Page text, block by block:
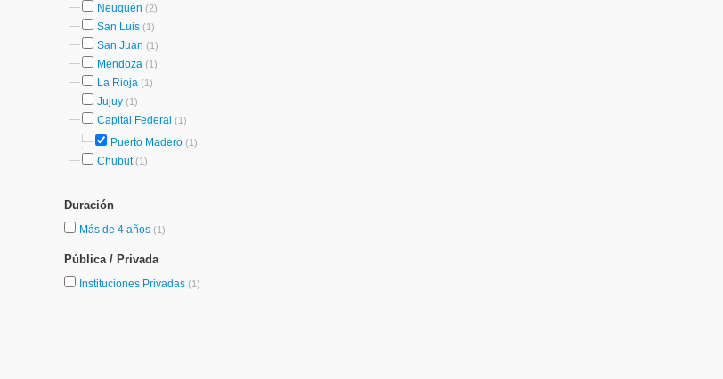
Neuquén (2)
San Luis (1)
San Juan (1)
Mendoza (1)
La Rioja (1)
Jujuy (1)
Capital Federal (1)
Puerto Madero (1)
Chubut(1)
Duración
Más de 4 años (1)
Pública / Privada
Instituciones Privadas (1)